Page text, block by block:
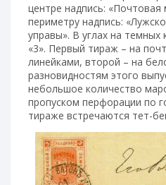
центре надпись: «Почтовая
периметру надпись:
управы». В углах на темных
«3». Первый тираж – на
линейками, второй – на
разновидностям этого
небольшое количество
пропуском перфорации по
тираже встречаются тет-